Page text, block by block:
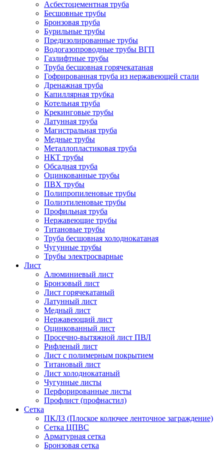
Асбестоцементная труба
Бесшовные трубы
Бронзовая труба
Бурильные трубы
Предизолированные трубы
Водогазопроводные трубы ВГП
Газлифтные трубы
Труба бесшовная горячекатаная
Гофрированная труба из нержавеющей стали
Дренажная труба
Капиллярная трубка
Котельная труба
Крекинговые трубы
Латунная труба
Магистральная труба
Медные трубы
Металлопластиковая труба
НКТ трубы
Обсадная труба
Оцинкованные трубы
ПВХ трубы
Полипропиленовые трубы
Полиэтиленовые трубы
Профильная труба
Нержавеющие трубы
Титановые трубы
Труба бесшовная холоднокатаная
Чугунные трубы
Трубы электросварные
Лист
Алюминиевый лист
Бронзовый лист
Лист горячекатаный
Латунный лист
Медный лист
Нержавеющий лист
Оцинкованный лист
Просечно-вытяжной лист ПВЛ
Рифленый лист
Лист с полимерным покрытием
Титановый лист
Лист холоднокатаный
Чугунные листы
Перфорированные листы
Профлист (профнастил)
Сетка
ПКЛЗ (Плоское колючее ленточное заграждение)
Сетка ЦПВС
Арматурная сетка
Бронзовая сетка